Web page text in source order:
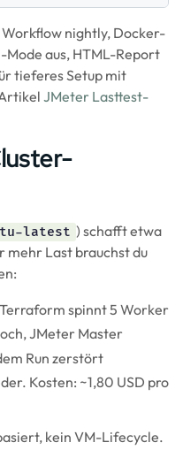
nightly, Docker-
aus, HTML-Report
tieferes Setup mit
JMeter Lasttest-
latest ) schafft etwa
mehr Last brauchst du
Terraform spinnt 5 Worker
JMeter Master
Run zerstört
Kosten: ~1,80 USD pro
kein VM-Lifecycle.